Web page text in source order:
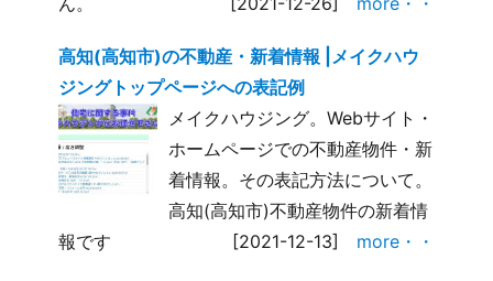
高知(高知市)の不動産・新着情報 |メイクハウ
ジングトップページへの表記例
メイクハウジング。Webサイト・
ホームページでの不動産物件・新
着情報。その表記方法について。
高知(高知市)不動産物件の新着情
報です
[2021-12-13] more・・